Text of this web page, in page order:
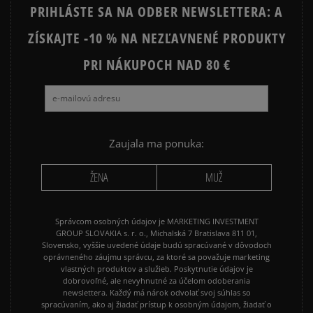
Ako zhromažďujeme recenzie?
Recenzie zákazníkov
PRIHLÁSTE SA NA ODBER NEWSLETTERA: A
ZÍSKAJTE -10 % NA NEZĽAVNENÉ PRODUKTY
PRI NÁKUPOCH NAD 80 €
Zaujala ma ponuka:
ŽENA MUŽ
Správcom osobných údajov je MARKETING INVESTMENT
GROUP SLOVAKIA s. r. o., Michalská 7 Bratislava 811 01,
Slovensko, vyššie uvedené údaje budú spracúvané v dôvodoch
oprávneného záujmu správcu, za ktoré sa považuje marketing
vlastných produktov a služieb. Poskytnutie údajov je
dobrovoľné, ale nevyhnutné za účelom odoberania
newslettera. Každý má nárok odvolať svoj súhlas so
spracúvaním, ako aj žiadať prístup k osobným údajom, žiadať o